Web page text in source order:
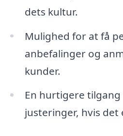
dets kultur.
Mulighed for at få
anbefalinger og
kunder.
En hurtigere
justeringer, hvis